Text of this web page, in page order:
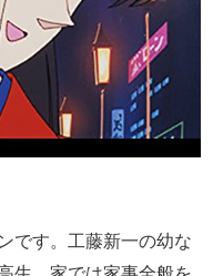
です。工藤新一の幼な